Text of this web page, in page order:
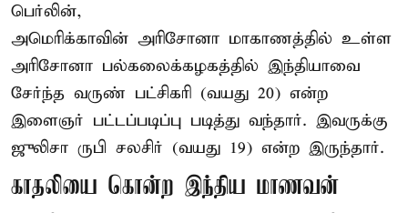
பெர்லின்,
அமெரிக்காவின் அரிசோனா மாகாணத்தில் உள்ள
அரிசோனா பல்கலைக்கழகத்தில் இந்தியாவை
சேர்ந்த வருண் பட்சிகரி (வயது 20) என்ற
இளைஞர் பட்டப்படிப்பு படித்து வந்தார். இவருக்கு
ஜுலிசா ருபி சலசிர் (வயது 19) என்ற இருந்தார்.
காதலியை கொன்ற இந்திய மாணவன்